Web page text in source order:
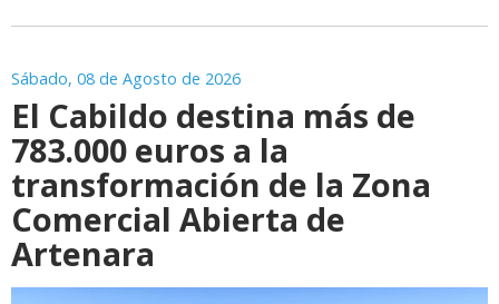
Sábado, 08 de Agosto de 2026
El Cabildo destina más de
783.000 euros a la
transformación de la Zona
Comercial Abierta de
Artenara